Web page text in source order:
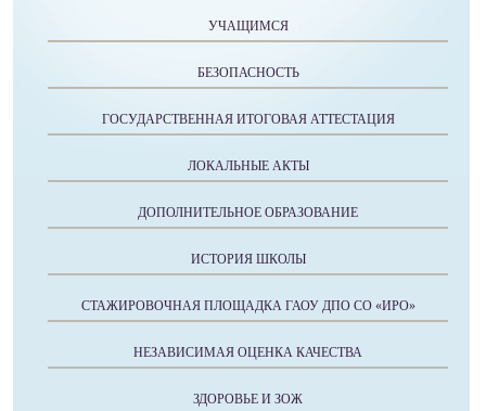
УЧАЩИМСЯ
БЕЗОПАСНОСТЬ
ГОСУДАРСТВЕННАЯ ИТОГОВАЯ АТТЕСТАЦИЯ
ЛОКАЛЬНЫЕ АКТЫ
ДОПОЛНИТЕЛЬНОЕ ОБРАЗОВАНИЕ
ИСТОРИЯ ШКОЛЫ
СТАЖИРОВОЧНАЯ ПЛОЩАДКА ГАОУ ДПО СО «ИРО»
НЕЗАВИСИМАЯ ОЦЕНКА КАЧЕСТВА
ЗДОРОВЬЕ И ЗОЖ